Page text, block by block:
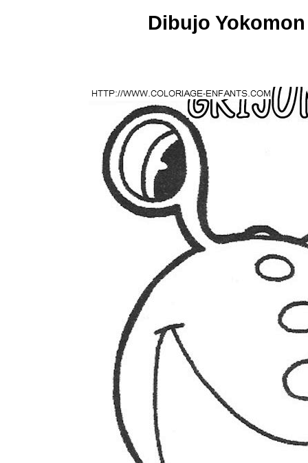
Dibujo